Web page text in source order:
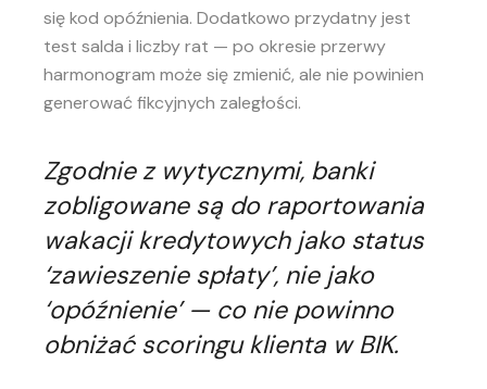
się kod opóźnienia. Dodatkowo przydatny jest
test salda i liczby rat — po okresie przerwy
harmonogram może się zmienić, ale nie powinien
generować fikcyjnych zaległości.
Zgodnie z wytycznymi, banki
zobligowane są do raportowania
wakacji kredytowych jako status
‘zawieszenie spłaty’, nie jako
‘opóźnienie’ — co nie powinno
obniżać scoringu klienta w BIK.